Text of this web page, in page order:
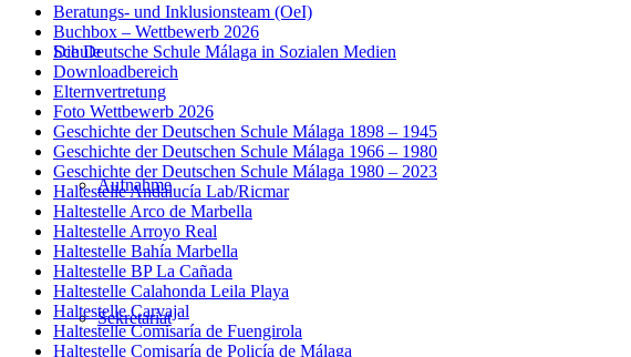
Schule
Aufnahme
Sekretariat
Beratungs- und Inklusionsteam (OeI)
Buchbox – Wettbewerb 2026
Die Deutsche Schule Málaga in Sozialen Medien
Downloadbereich
Elternvertretung
Foto Wettbewerb 2026
Geschichte der Deutschen Schule Málaga 1898 – 1945
Geschichte der Deutschen Schule Málaga 1966 – 1980
Geschichte der Deutschen Schule Málaga 1980 – 2023
Haltestelle Andalucía Lab/Ricmar
Haltestelle Arco de Marbella
Haltestelle Arroyo Real
Haltestelle Bahía Marbella
Haltestelle BP La Cañada
Haltestelle Calahonda Leila Playa
Haltestelle Carvajal
Haltestelle Comisaría de Fuengirola
Haltestelle Comisaría de Policía de Málaga